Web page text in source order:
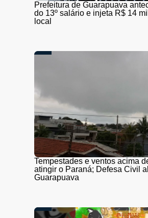
Prefeitura de Guarapuava
do 13º salário e injeta R$ 14
local
Tempestades e ventos acima
atingir o Paraná; Defesa Civil
Guarapuava